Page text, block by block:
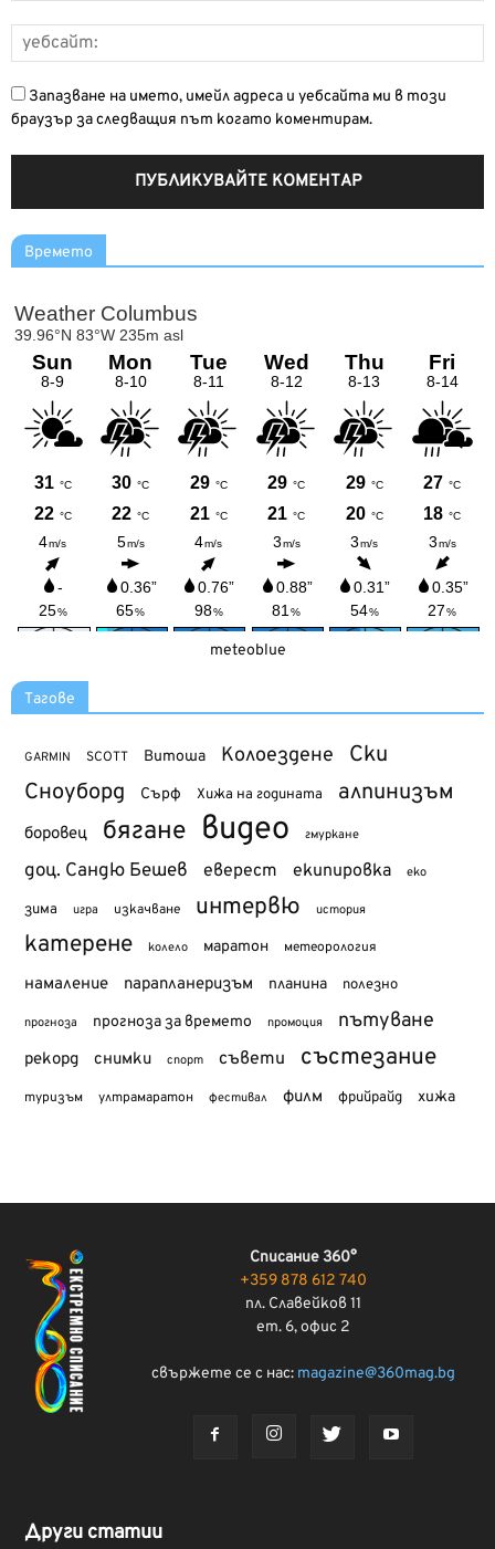
Запазване на името, имейл адреса и уебсайта ми в този
браузър за следващия път когато коментирам.
Времето
meteoblue
Тагове
GARMIN SCOTT Витоша Колоездене Ски
Сноуборд Сърф Хижа на годината алпинизъм
боровец бягане видео гмуркане
доц. Сандю Бешев еверест екипировка еко
зима игра изкачване интервю история
катерене колело маратон метеорология
намаление парапланеризъм планина полезно
прогноза прогноза за времето промоция пътуване
рекорд снимки спорт съвети състезание
туризъм ултрамаратон фестивал филм фрийрайд хижа
Списание 360°
+359 878 612 740
пл. Славейков 11
ет. 6, офис 2
свържете се с нас: magazine@360mag.bg
Други статии